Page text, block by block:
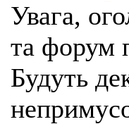
Увага,
та форум
Будуть